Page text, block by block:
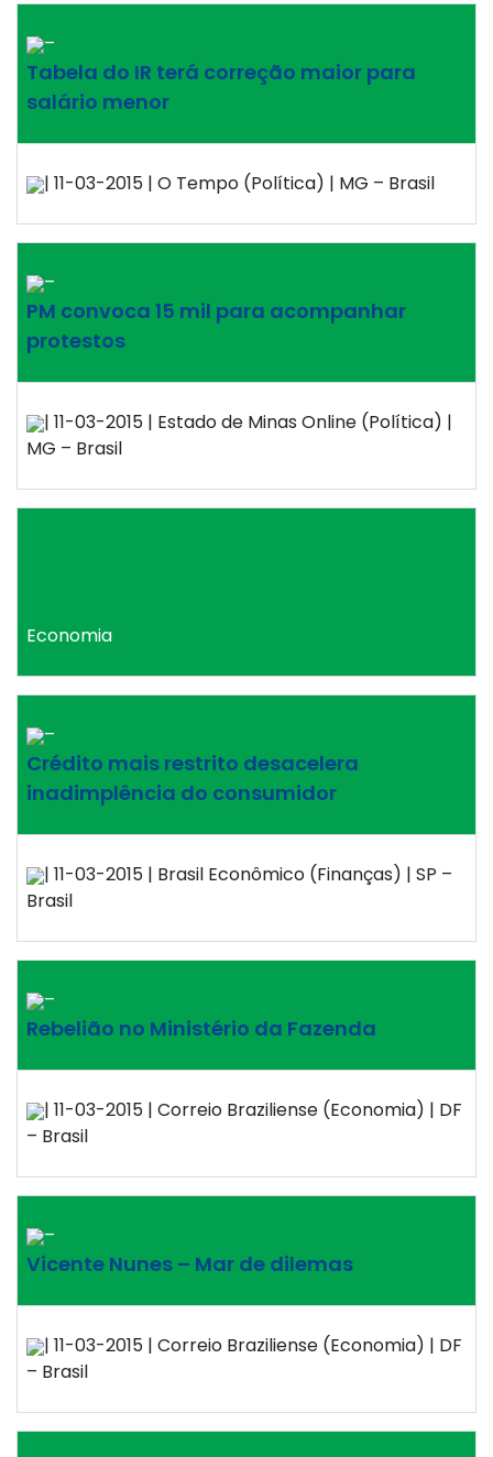
–
Tabela do IR terá correção maior para
salário menor
| 11-03-2015 | O Tempo (Política) | MG – Brasil
–
PM convoca 15 mil para acompanhar
protestos
| 11-03-2015 | Estado de Minas Online (Política) |
MG – Brasil
Economia
–
Crédito mais restrito desacelera
inadimplência do consumidor
| 11-03-2015 | Brasil Econômico (Finanças) | SP –
Brasil
–
Rebelião no Ministério da Fazenda
| 11-03-2015 | Correio Braziliense (Economia) | DF
– Brasil
–
Vicente Nunes – Mar de dilemas
| 11-03-2015 | Correio Braziliense (Economia) | DF
– Brasil